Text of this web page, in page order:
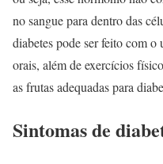
no sangue para dentro das
diabetes pode ser feito com
orais, além de exercícios
as frutas adequadas para
Sintomas de